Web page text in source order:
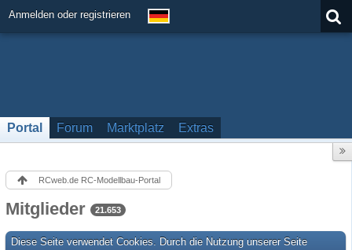
Anmelden oder registrieren
Portal Forum Marktplatz Extras
RCweb.de RC-Modellbau-Portal
Mitglieder 21.653
Diese Seite verwendet Cookies. Durch die Nutzung unserer Seite